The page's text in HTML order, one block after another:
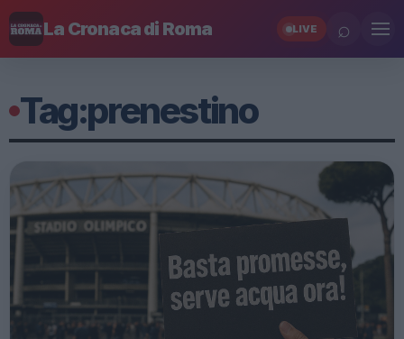
La Cronaca di Roma LIVE ⌕
Tag:prenestino